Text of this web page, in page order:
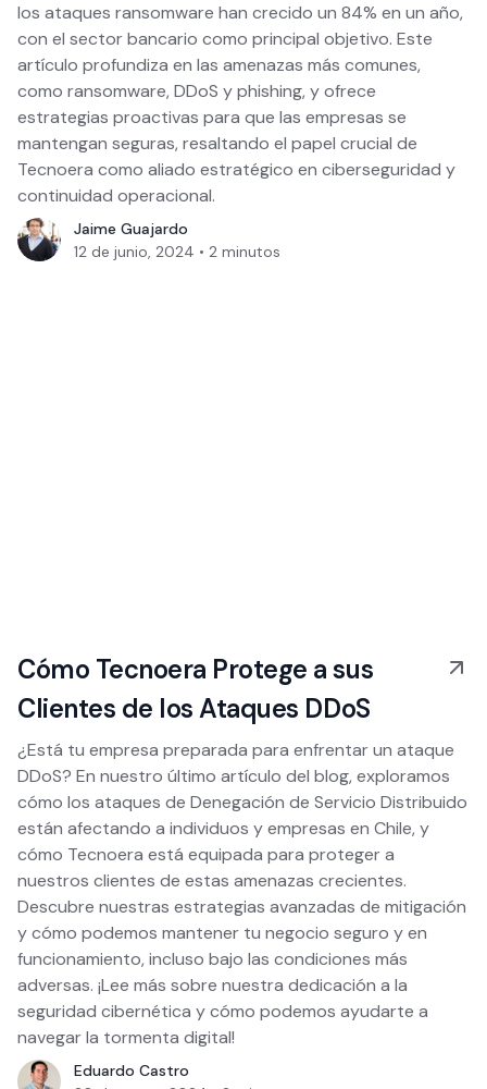
los ataques ransomware han crecido un 84% en un año,
con el sector bancario como principal objetivo. Este
artículo profundiza en las amenazas más comunes,
como ransomware, DDoS y phishing, y ofrece
estrategias proactivas para que las empresas se
mantengan seguras, resaltando el papel crucial de
Tecnoera como aliado estratégico en ciberseguridad y
continuidad operacional.
Jaime Guajardo
12 de junio, 2024 • 2 minutos
Cómo Tecnoera Protege a sus
Clientes de los Ataques DDoS
¿Está tu empresa preparada para enfrentar un ataque
DDoS? En nuestro último artículo del blog, exploramos
cómo los ataques de Denegación de Servicio Distribuido
están afectando a individuos y empresas en Chile, y
cómo Tecnoera está equipada para proteger a
nuestros clientes de estas amenazas crecientes.
Descubre nuestras estrategias avanzadas de mitigación
y cómo podemos mantener tu negocio seguro y en
funcionamiento, incluso bajo las condiciones más
adversas. ¡Lee más sobre nuestra dedicación a la
seguridad cibernética y cómo podemos ayudarte a
navegar la tormenta digital!
Eduardo Castro